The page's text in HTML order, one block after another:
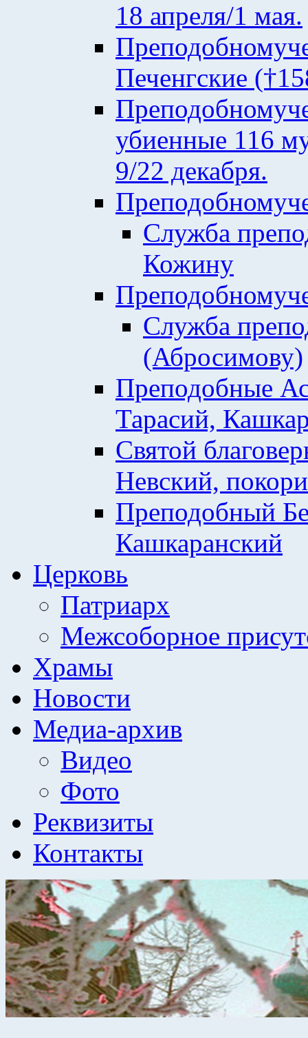
18 апреля/1 мая.
Печенгские
убиенные 116
9/22 декабря.
Служба
Кожину
Служба
(Абросимову)
Преподобные
Тарасий,
Святой
Невский,
Преподобный
Кашкаранский
Церковь
Патриарх
Межсоборное
Храмы
Новости
Медиа-архив
Видео
Фото
Реквизиты
Контакты